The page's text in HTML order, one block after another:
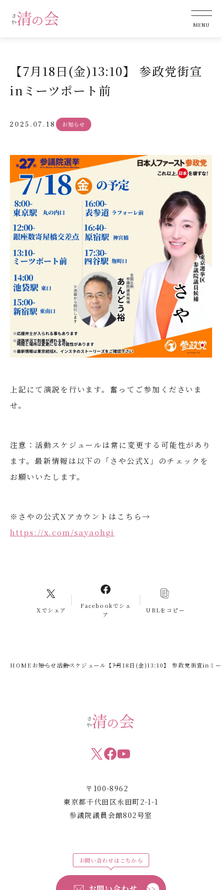
【7月18日(金)13:10】 参政党街宣
inミーツポート前
2025.07.18 お知らせ
上記にて演説を行います。奮ってご参加くださいま
せ。
注意：活動スケジュールは常に変更する可能性があり
ます。最新情報は以下の「さや公式X」のチェックを
お願いいたします。
※さやの公式Xアカウントはこちら→
https://x.com/sayaohgi
Xでシェア
Facebookでシェ
ア
URLをコピー
HOME お知らせ活動スケジュール 【7月18日(金)13:10】 参政党街宣inミ
〒100-8962
東京都千代田区永田町2-1-1
参議院議員会館802号室
お問い合わせはこちから